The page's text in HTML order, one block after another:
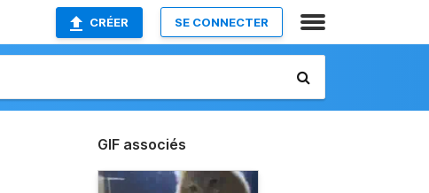
CRÉER SE CONNECTER
GIF associés